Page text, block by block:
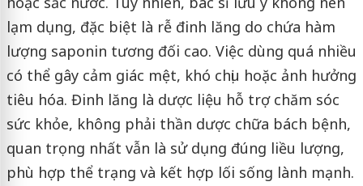
lạm dụng, đặc biệt là rễ đinh lăng do chứa hàm
lượng saponin tương đối cao. Việc dùng quá nhiều
có thể gây cảm giác mệt, khó chịu hoặc ảnh hưởng
tiêu hóa. Đinh lăng là dược liệu hỗ trợ chăm sóc
sức khỏe, không phải thần dược chữa bách bệnh,
quan trọng nhất vẫn là sử dụng đúng liều lượng,
phù hợp thể trạng và kết hợp lối sống lành mạnh.